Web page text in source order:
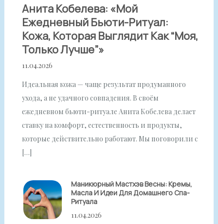
Анита Кобелева: «Мой
Ежедневный Бьюти-Ритуал:
Кожа, Которая Выглядит Как “моя,
Только Лучше”»
11.04.2026
Идеальная кожа — чаще результат продуманного
ухода, а не удачного совпадения. В своём
ежедневном бьюти-ритуале Анита Кобелева делает
ставку на комфорт, естественность и продукты,
которые действительно работают. Мы поговорили с
[…]
Маникюрный Мастхэв Весны: Кремы,
Масла И Идеи Для Домашнего Спа-
Ритуала
11.04.2026